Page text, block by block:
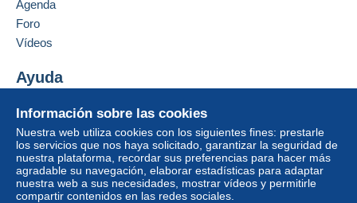
cláusulas relativas al pago, estas se considerarán
nulas. Las condiciones de pago de la página web
Delcampe, tal y como se definen en las
Las compras deben pagarse en un plazo de14
díasa partir de la recepción de la declaración final
del vendedor.
Información sobre las cookies
Nuestra web utiliza cookies con los siguientes fines: prestarle
los servicios que nos haya solicitado, garantizar la seguridad de
nuestra plataforma, recordar sus preferencias para hacer más
agradable su navegación, elaborar estadísticas para adaptar
nuestra web a sus necesidades, mostrar vídeos y permitirle
compartir contenidos en las redes sociales.
Agenda
Foro
Vídeos
Ayuda
Comprar en Delcampe
Vender en Delcampe
Una página securizada